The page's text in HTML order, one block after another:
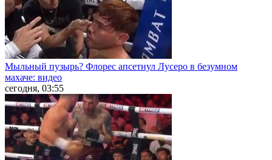
Мыльный пузырь? Флорес апсетнул Лусеро в безумном
махаче: видео
сегодня, 03:55